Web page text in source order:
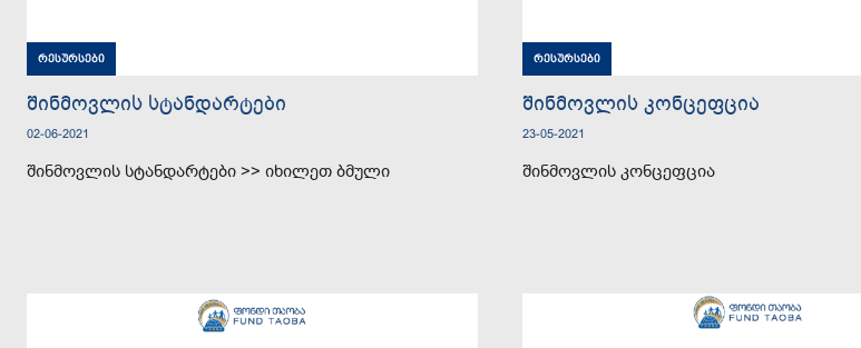
რესურსები
შინმოვლის სტანდარტები
02-06-2021
შინმოვლის სტანდარტები >> იხილეთ ბმული
რესურსები
შინმოვლის კონცეფცია
23-05-2021
შინმოვლის კონცეფცია